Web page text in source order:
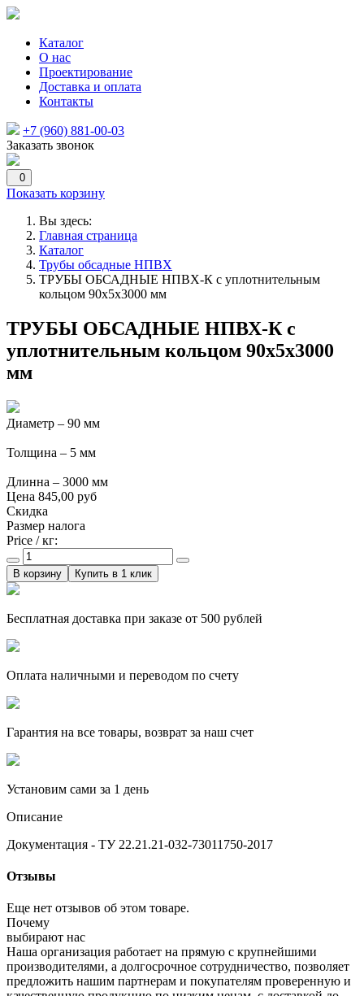
Каталог
О нас
Проектирование
Доставка и оплата
Контакты
+7 (960) 881-00-03
Заказать звонок
0
Показать корзину
Вы здесь:
Главная страница
Каталог
Трубы обсадные НПВХ
ТРУБЫ ОБСАДНЫЕ НПВХ-К с уплотнительным
кольцом 90x5x3000 мм
ТРУБЫ ОБСАДНЫЕ НПВХ-К с
уплотнительным кольцом 90x5x3000
мм
Диаметр – 90 мм
Толщина – 5 мм
Длинна – 3000 мм
Цена 845,00 руб
Скидка
Размер налога
Price / кг:
Купить в 1 клик
Бесплатная доставка при заказе от 500 рублей
Оплата наличными и переводом по счету
Гарантия на все товары, возврат за наш счет
Установим сами за 1 день
Описание
Документация - ТУ 22.21.21-032-73011750-2017
Отзывы
Еще нет отзывов об этом товаре.
Почему
выбирают нас
Наша организация работает на прямую с крупнейшими
производителями, а долгосрочное сотрудничество, позволяет
предложить нашим партнерам и покупателям проверенную и